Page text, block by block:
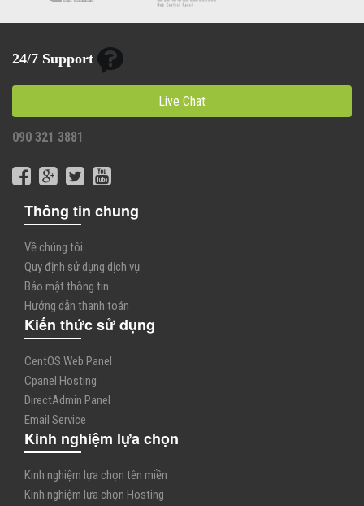
24/7 Support
Live Chat
090 321 3881
Thông tin chung
Về chúng tôi
Quy định sử dụng dịch vụ
Bảo mật thông tin
Hướng dẫn thanh toán
Kiến thức sử dụng
CentOS Web Panel
Cpanel Hosting
DirectAdmin Panel
Email Service
Kinh nghiệm lựa chọn
Kinh nghiệm lựa chọn tên miền
Kinh nghiệm lựa chọn Hosting